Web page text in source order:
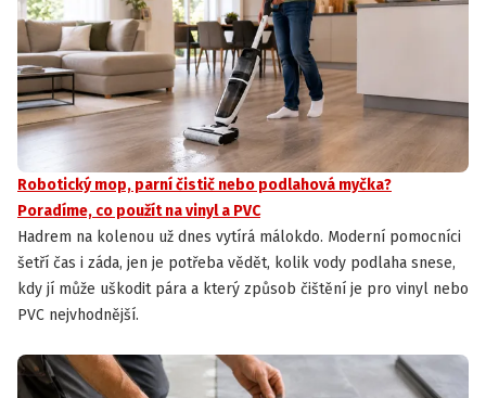
Robotický mop, parní čistič nebo podlahová myčka?
Poradíme, co použít na vinyl a PVC
Hadrem na kolenou už dnes vytírá málokdo. Moderní pomocníci
šetří čas i záda, jen je potřeba vědět, kolik vody podlaha snese,
kdy jí může uškodit pára a který způsob čištění je pro vinyl nebo
PVC nejvhodnější.